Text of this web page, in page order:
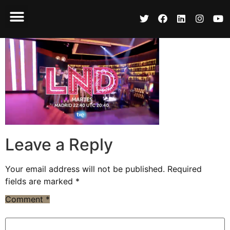
Leave a Reply
Your email address will not be published. Required
fields are marked *
Comment *